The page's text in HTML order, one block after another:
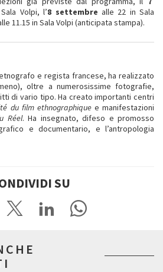
Volpi, l’8 settembre alle 22 in Sala
11.15 in Sala Volpi (anticipata stampa).
etnografo e regista francese, ha realizzato
oltre a numerosissime fotografie,
di vario tipo. Ha creato importanti centri
du film ethnographiquee manifestazioni
Réel. Ha insegnato, difeso e promosso
e documentario, e l’antropologia
SU